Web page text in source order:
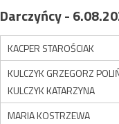
Darczyńcy -
KACPER STAROŚCIAK
KULCZYK GRZEGORZ
KULCZYK KATARZYNA
MARIA KOSTRZEWA